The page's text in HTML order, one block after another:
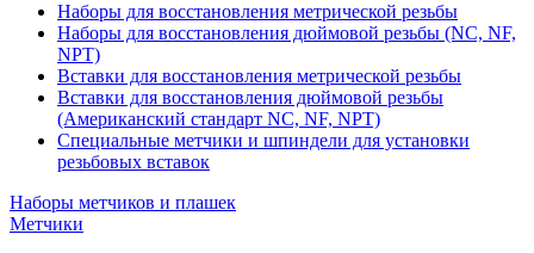
Наборы для восстановления метрической резьбы
Наборы для восстановления дюймовой резьбы (NC, NF,
NPT)
Вставки для восстановления метрической резьбы
Вставки для восстановления дюймовой резьбы
(Американский стандарт NC, NF, NPT)
Специальные метчики и шпиндели для установки
резьбовых вставок
Наборы метчиков и плашек
Метчики